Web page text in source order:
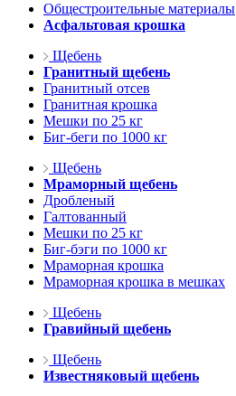
Общестроительные материалы
Асфальтовая крошка
Щебень
Гранитный щебень
Гранитный отсев
Гранитная крошка
Мешки по 25 кг
Биг-беги по 1000 кг
Щебень
Мраморный щебень
Дробленый
Галтованный
Мешки по 25 кг
Биг-бэги по 1000 кг
Мраморная крошка
Мраморная крошка в мешках
Щебень
Гравийный щебень
Щебень
Известняковый щебень